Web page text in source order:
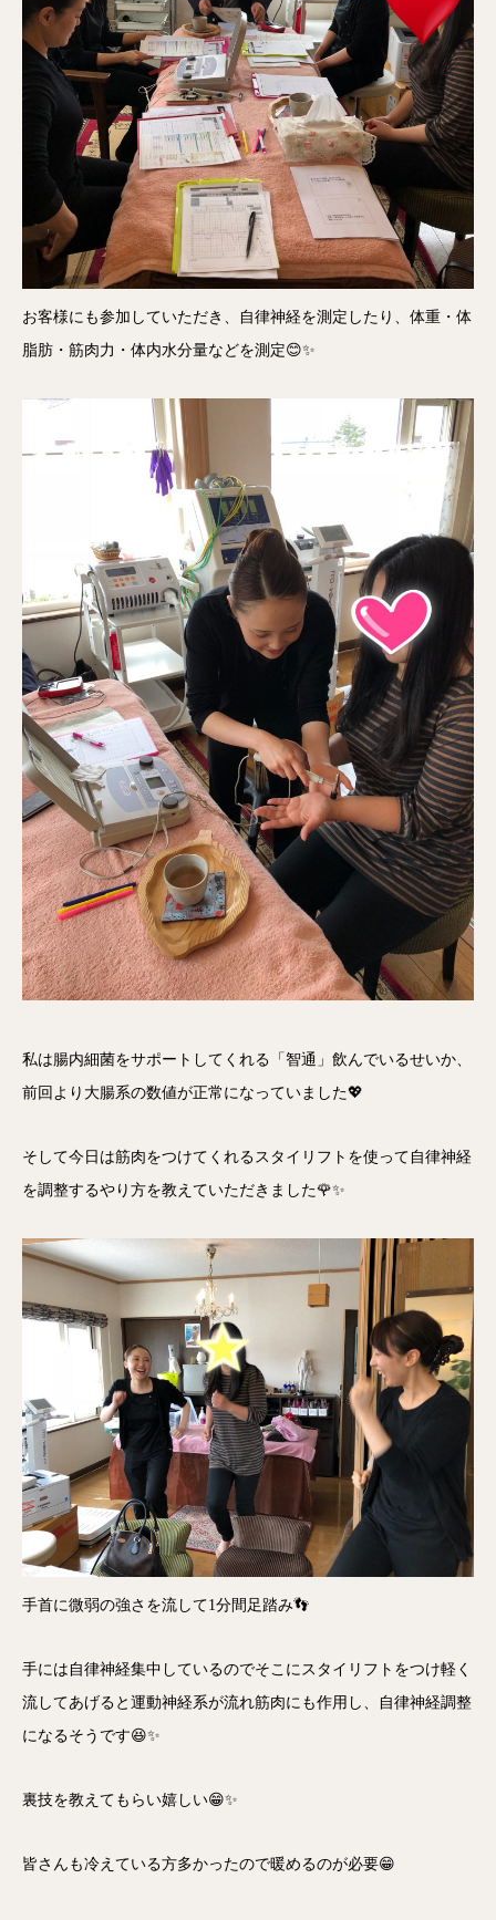
お客様にも参加していただき、自律神経を測定したり、体重・体
脂肪・筋肉力・体内水分量などを測定😊✨
私は腸内細菌をサポートしてくれる「智通」飲んでいるせいか、
前回より大腸系の数値が正常になっていました💖
そして今日は筋肉をつけてくれるスタイリフトを使って自律神経
を調整するやり方を教えていただきました🌹✨
手首に微弱の強さを流して1分間足踏み👣
手には自律神経集中しているのでそこにスタイリフトをつけ軽く
流してあげると運動神経系が流れ筋肉にも作用し、自律神経調整
になるそうです😆✨
裏技を教えてもらい嬉しい😁✨
皆さんも冷えている方多かったので暖めるのが必要😁